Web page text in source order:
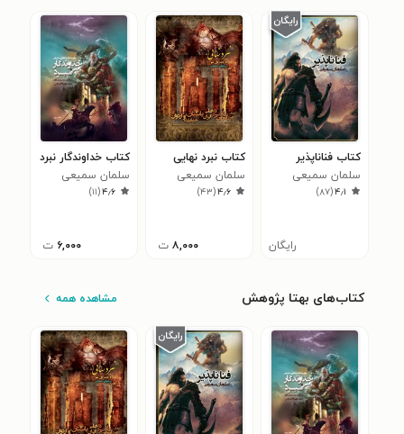
کتاب فناناپذیر
سلمان سمیعی
۴٫۱(۸۷)
رایگان
کتاب نبرد نهایی
سلمان سمیعی
۴٫۶(۴۳)
۸,۰۰۰ ت
کتاب خداوندگار نبرد
سلمان سمیعی
۴٫۶(۱۱)
۶,۰۰۰ ت
کتاب‌های بهتا پژوهش مشاهده همه